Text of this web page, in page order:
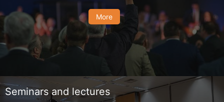
More
Seminars and lectures